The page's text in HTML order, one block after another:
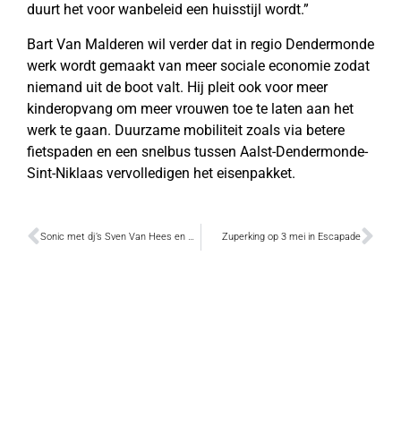
duurt het voor wanbeleid een huisstijl wordt.”
Bart Van Malderen wil verder dat in regio Dendermonde
werk wordt gemaakt van meer sociale economie zodat
niemand uit de boot valt. Hij pleit ook voor meer
kinderopvang om meer vrouwen toe te laten aan het
werk te gaan. Duurzame mobiliteit zoals via betere
fietspaden en een snelbus tussen Aalst-Dendermonde-
Sint-Niklaas vervolledigen het eisenpakket.
Sonic met dj’s Sven Van Hees en Prinz Zuperking op 3 mei in Escapade